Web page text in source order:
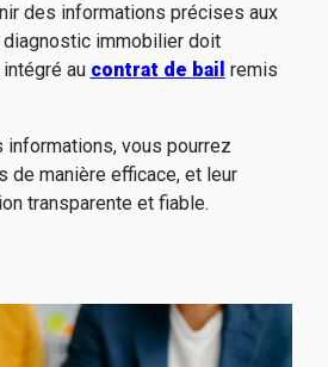
des informations précises aux
diagnostic immobilier doit
au contrat de bail remis
informations, vous pourrez
de manière efficace, et leur
transparente et fiable.